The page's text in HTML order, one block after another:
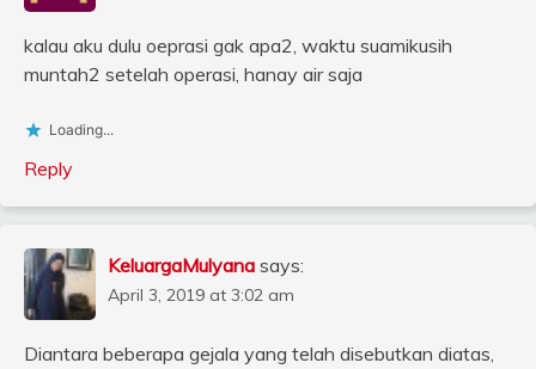
kalau aku dulu oeprasi gak apa2, waktu suamikusih
muntah2 setelah operasi, hanay air saja
Loading...
Reply
KeluargaMulyana says:
April 3, 2019 at 3:02 am
Diantara beberapa gejala yang telah disebutkan diatas,